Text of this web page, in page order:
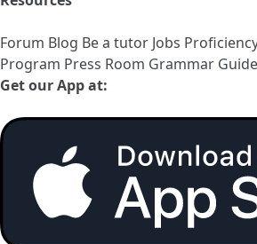
Forum Blog Be a tutor Jobs
Program Press Room Grammar Guide
Get our App at: